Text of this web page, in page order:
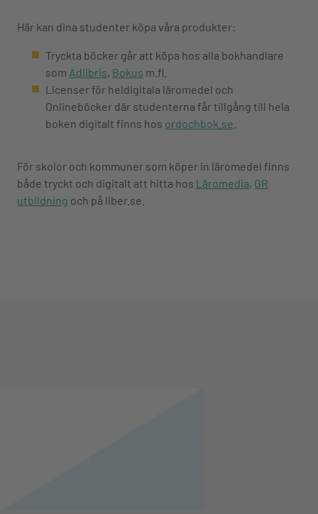
Här kan dina studenter köpa våra produkter:
Tryckta böcker går att köpa hos alla bokhandlare
som Adlibris, Bokus m.fl.
Licenser för heldigitala läromedel och
Onlineböcker där studenterna får tillgång till hela
boken digitalt finns hos ordochbok.se
För skolor och kommuner som köper in läromedel finns
både tryckt och digitalt att hitta hos Läromedia, GR
utbildning och på liber.se.